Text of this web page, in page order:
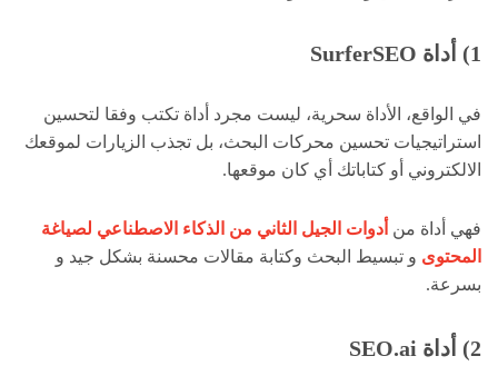
1) أداة SurferSEO
في الواقع، الأداة سحرية، ليست مجرد أداة تكتب وفقا لتحسين
استراتيجيات تحسين محركات البحث، بل تجذب الزيارات لموقعك
الالكتروني أو كتاباتك أي كان موقعها.
فهي أداة من أدوات الجيل الثاني من الذكاء الاصطناعي لصياغة
المحتوى و تبسيط البحث وكتابة مقالات محسنة بشكل جيد و
بسرعة.
2) أداة SEO.ai